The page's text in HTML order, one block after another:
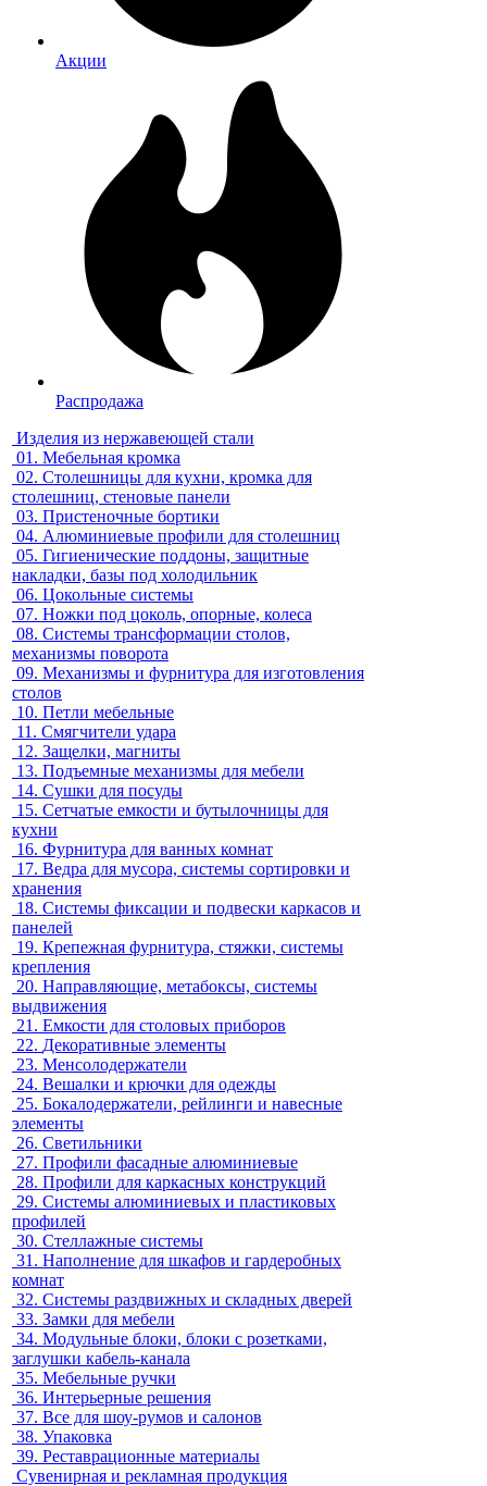
Акции
Распродажа
Изделия из нержавеющей стали
01. Мебельная кромка
02. Столешницы для кухни, кромка для
столешниц, стеновые панели
03. Пристеночные бортики
04. Алюминиевые профили для столешниц
05. Гигиенические поддоны, защитные
накладки, базы под холодильник
06. Цокольные системы
07. Ножки под цоколь, опорные, колеса
08. Системы трансформации столов,
механизмы поворота
09. Механизмы и фурнитура для изготовления
столов
10. Петли мебельные
11. Смягчители удара
12. Защелки, магниты
13. Подъемные механизмы для мебели
14. Сушки для посуды
15. Сетчатые емкости и бутылочницы для
кухни
16. Фурнитура для ванных комнат
17. Ведра для мусора, системы сортировки и
хранения
18. Системы фиксации и подвески каркасов и
панелей
19. Крепежная фурнитура, стяжки, системы
крепления
20. Направляющие, метабоксы, системы
выдвижения
21. Емкости для столовых приборов
22. Декоративные элементы
23. Менсолодержатели
24. Вешалки и крючки для одежды
25. Бокалодержатели, рейлинги и навесные
элементы
26. Светильники
27. Профили фасадные алюминиевые
28. Профили для каркасных конструкций
29. Системы алюминиевых и пластиковых
профилей
30. Стеллажные системы
31. Наполнение для шкафов и гардеробных
комнат
32. Системы раздвижных и складных дверей
33. Замки для мебели
34. Модульные блоки, блоки с розетками,
заглушки кабель-канала
35. Мебельные ручки
36. Интерьерные решения
37. Все для шоу-румов и салонов
38. Упаковка
39. Реставрационные материалы
Сувенирная и рекламная продукция